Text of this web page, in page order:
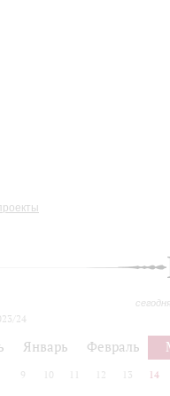
24
Январь Февраль
9 10 12 13 14